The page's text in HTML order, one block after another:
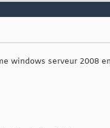
windows serveur 2008